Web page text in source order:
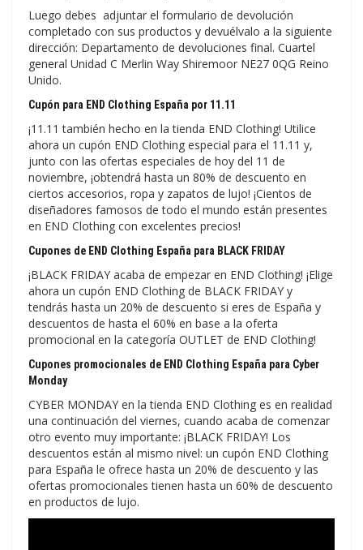
Luego debes adjuntar el formulario de devolución
completado con sus productos y devuélvalo a la siguiente
dirección: Departamento de devoluciones final. Cuartel
general Unidad C Merlin Way Shiremoor NE27 0QG Reino
Unido.
Cupón para END Clothing España por 11.11
¡11.11 también hecho en la tienda END Clothing! Utilice
ahora un cupón END Clothing especial para el 11.11 y,
junto con las ofertas especiales de hoy del 11 de
noviembre, ¡obtendrá hasta un 80% de descuento en
ciertos accesorios, ropa y zapatos de lujo! ¡Cientos de
diseñadores famosos de todo el mundo están presentes
en END Clothing con excelentes precios!
Cupones de END Clothing España para BLACK FRIDAY
¡BLACK FRIDAY acaba de empezar en END Clothing! ¡Elige
ahora un cupón END Clothing de BLACK FRIDAY y
tendrás hasta un 20% de descuento si eres de España y
descuentos de hasta el 60% en base a la oferta
promocional en la categoría OUTLET de END Clothing!
Cupones promocionales de END Clothing España para Cyber ​​
Monday
CYBER MONDAY en la tienda END Clothing es en realidad
una continuación del viernes, cuando acaba de comenzar
otro evento muy importante: ¡BLACK FRIDAY! Los
descuentos están al mismo nivel: un cupón END Clothing
para España le ofrece hasta un 20% de descuento y las
ofertas promocionales tienen hasta un 60% de descuento
en productos de lujo.